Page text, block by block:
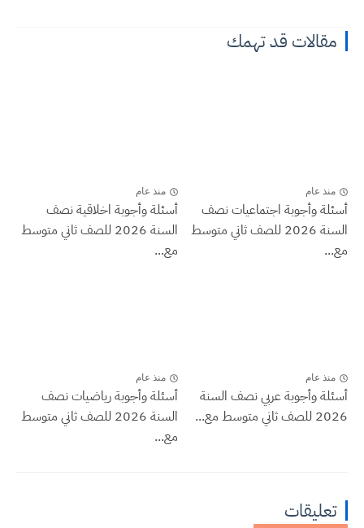
مقالات قد تهمك
منذ عام
أسئلة وأجوبة اجتماعيات نصف
السنة 2026 للصف ثاني متوسط
مع...
منذ عام
أسئلة وأجوبة اخلاقية نصف
السنة 2026 للصف ثاني متوسط
مع...
منذ عام
أسئلة وأجوبة عربي نصف السنة
2026 للصف ثاني متوسط مع...
منذ عام
أسئلة وأجوبة رياضيات نصف
السنة 2026 للصف ثاني متوسط
مع...
تعليقات